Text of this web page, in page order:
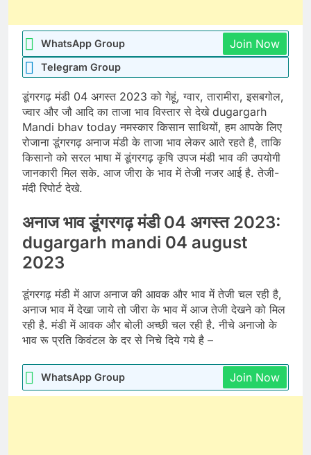
WhatsApp Group Join Now
Telegram Group
डूंगरगढ़ मंडी 04 अगस्त 2023 को गेहूं, ग्वार, तारामीरा, इसबगोल,
ज्वार और जौ आदि का ताजा भाव विस्तार से देखे dugargarh
Mandi bhav today नमस्कार किसान साथियों, हम आपके लिए
रोजाना डूंगरगढ़ अनाज मंडी के ताजा भाव लेकर आते रहते है, ताकि
किसानो को सरल भाषा में डूंगरगढ़ कृषि उपज मंडी भाव की उपयोगी
जानकारी मिल सके. आज जीरा के भाव में तेजी नजर आई है. तेजी-
मंदी रिपोर्ट देखे.
अनाज भाव डूंगरगढ़ मंडी 04 अगस्त 2023:
dugargarh mandi 04 august
2023
डूंगरगढ़ मंडी में आज अनाज की आवक और भाव में तेजी चल रही है,
अनाज भाव में देखा जाये तो जीरा के भाव में आज तेजी देखने को मिल
रही है. मंडी में आवक और बोली अच्छी चल रही है. नीचे अनाजो के
भाव रू प्रति किवंटल के दर से निचे दिये गये है –
WhatsApp Group Join Now